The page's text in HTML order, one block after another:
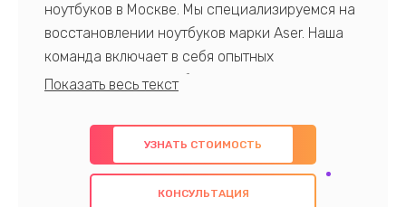
ноутбуков в Москве. Мы специализируемся на
восстановлении ноутбуков марки Aser. Наша
команда включает в себя опытных
профессионалов с обширными знаниями и
предлагаем быстрый и качественный ремонт с
использованием оригинальных компонентов, а
также гарантируем качество всех
проведенных работ. Наша цель - предоставить
УЗНАТЬ СТОИМОСТЬ
КОНСУЛЬТАЦИЯ